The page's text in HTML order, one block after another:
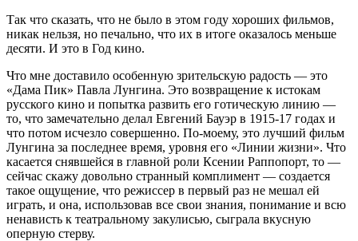
Так что сказать, что не было в этом году хороших фильмов,
никак нельзя, но печально, что их в итоге оказалось меньше
десяти. И это в Год кино.
Что мне доставило особенную зрительскую радость — это
«Дама Пик» Павла Лунгина. Это возвращение к истокам
русского кино и попытка развить его готическую линию —
то, что замечательно делал Евгений Бауэр в 1915-17 годах и
что потом исчезло совершенно. По-моему, это лучший фильм
Лунгина за последнее время, уровня его «Линии жизни». Что
касается снявшейся в главной роли Ксении Раппопорт, то —
сейчас скажу довольно странный комплимент — создается
такое ощущение, что режиссер в первый раз не мешал ей
играть, и она, использовав все свои знания, понимание и всю
ненависть к театральному закулисью, сыграла вкусную
оперную стерву.